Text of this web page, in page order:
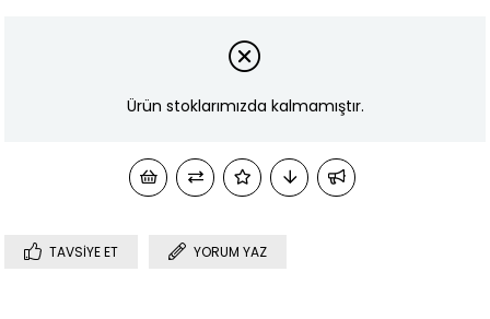
Ürün stoklarımızda kalmamıştır.
TAVSIYE ET YORUM YAZ